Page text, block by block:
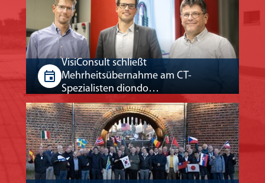
VisiConsult schließt
Mehrheitsübernahme am CT-
Spezialisten diondo…